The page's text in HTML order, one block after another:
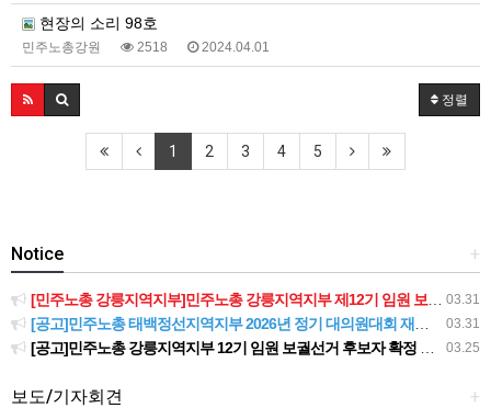
현장의 소리 98호
민주노총강원 2518 2024.04.01
정렬
1 2 3 4 5
+
Notice
03.31
[민주노총 강릉지역지부]민주노총 강릉지역지부 제12기 임원 보궐선거결과 공고
03.31
[공고]민주노총 태백정선지역지부 2026년 정기 대의원대회 재소집 건
03.25
[공고]민주노총 강릉지역지부 12기 임원 보궐선거 후보자 확정 공고
+
보도/기자회견